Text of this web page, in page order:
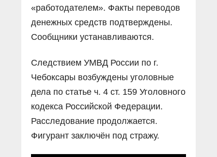
«работодателем». Факты переводов
денежных средств подтверждены.
Сообщники устанавливаются.
Следствием УМВД России по г.
Чебоксары возбуждены уголовные
дела по статье ч. 4 ст. 159 Уголовного
кодекса Российской Федерации.
Расследование продолжается.
Фигурант заключён под стражу.